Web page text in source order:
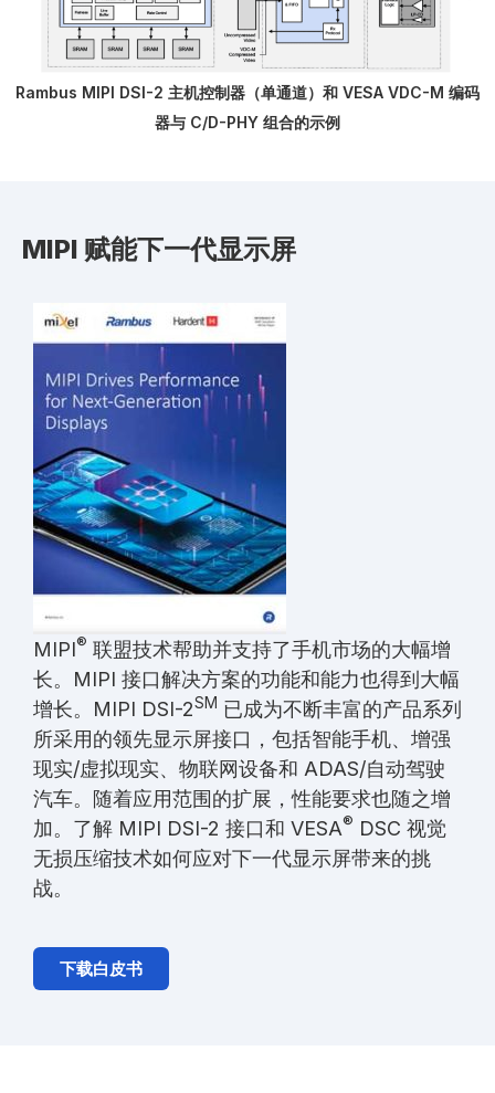
Rambus MIPI DSI-2 主机控制器（单通道）和 VESA VDC-M 编码
器与 C/D-PHY 组合的示例
MIPI 赋能下一代显示屏
MIPI® 联盟技术帮助并支持了手机市场的大幅增
长。MIPI 接口解决方案的功能和能力也得到大幅
增长。MIPI DSI-2SM 已成为不断丰富的产品系列
所采用的领先显示屏接口，包括智能手机、增强
现实/虚拟现实、物联网设备和 ADAS/自动驾驶
汽车。随着应用范围的扩展，性能要求也随之增
加。了解 MIPI DSI-2 接口和 VESA® DSC 视觉
无损压缩技术如何应对下一代显示屏带来的挑
战。
下载白皮书